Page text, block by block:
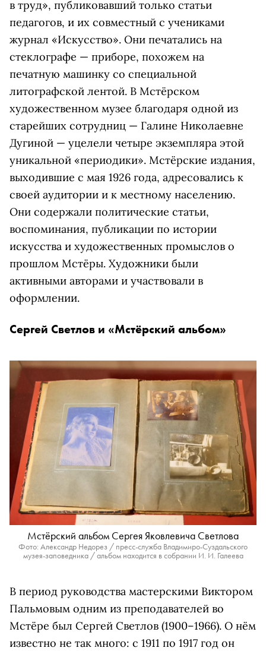
в труд», публиковавший только статьи
педагогов, и их совместный с учениками
журнал «Искусство». Они печатались на
стеклографе — приборе, похожем на
печатную машинку со специальной
литографской лентой. В Мстёрском
художественном музее благодаря одной из
старейших сотрудниц — Галине Николаевне
Дугиной — уцелели четыре экземпляра этой
уникальной «периодики». Мстёрские издания,
выходившие с мая 1926 года, адресовались к
своей аудитории и к местному населению.
Они содержали политические статьи,
воспоминания, публикации по истории
искусства и художественных промыслов о
прошлом Мстёры. Художники были
активными авторами и участвовали в
оформлении.
Сергей Светлов и «Мстёрский альбом»
Мстёрский альбом Сергея Яковлевича Светлова
Фото: Александр Недорез / пресс-служба Владимиро-Суздальского
музея-заповедника / альбом находится в собрании И. И. Галеева
В период руководства мастерскими Виктором
Пальмовым одним из преподавателей во
Мстёре был Сергей Светлов (1900–1966). О нём
известно не так много: с 1911 по 1917 год он